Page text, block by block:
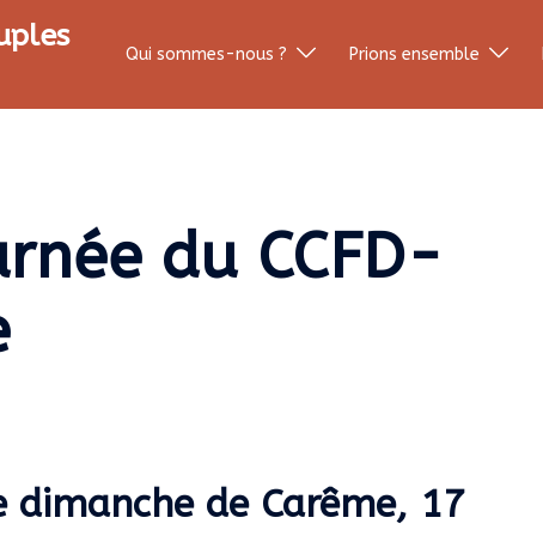
Qui sommes-nous ? Prions ensemble
du CCFD-
dimanche de Carême, 17